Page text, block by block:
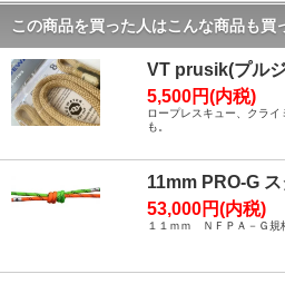
この商品を買った人はこんな商品も買
VT prusik(プルジ
5,500円(内税)
ロープレスキュー、クラ
も。
11mm PRO-G
53,000円(内税)
１１ｍｍ ＮＦＰＡ－Ｇ規